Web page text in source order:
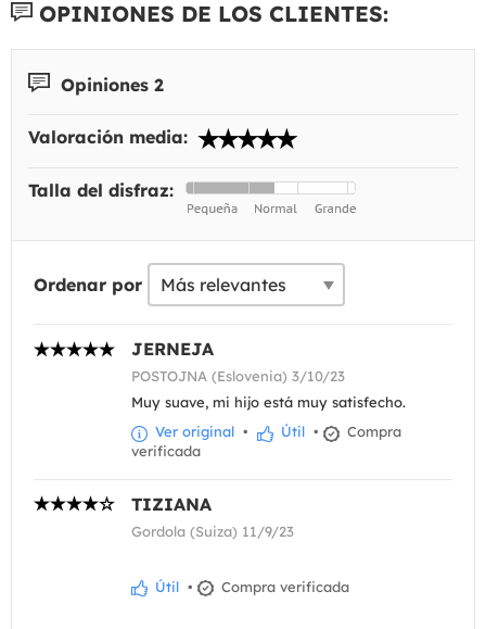
OPINIONES DE LOS CLIENTES:
Opiniones 2
Valoración media:
Talla del disfraz:
Ordenar por
JERNEJA
POSTOJNA (Eslovenia) 3/10/23
Muy suave, mi hijo está muy satisfecho.
Ver original • Útil •
Compra
verificada
TIZIANA
Gordola (Suiza) 11/9/23
Útil • Compra verificada